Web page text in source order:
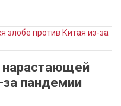
нарастающей
за пандемии